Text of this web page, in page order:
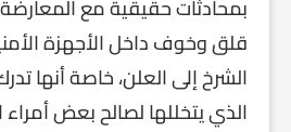
بمحادثات حقيقية مع
قلق وخوف داخل الأجهزة
الشرخ إلى العلن، خاصة أنها
الذي يتخللها لصالح بعض أمراء